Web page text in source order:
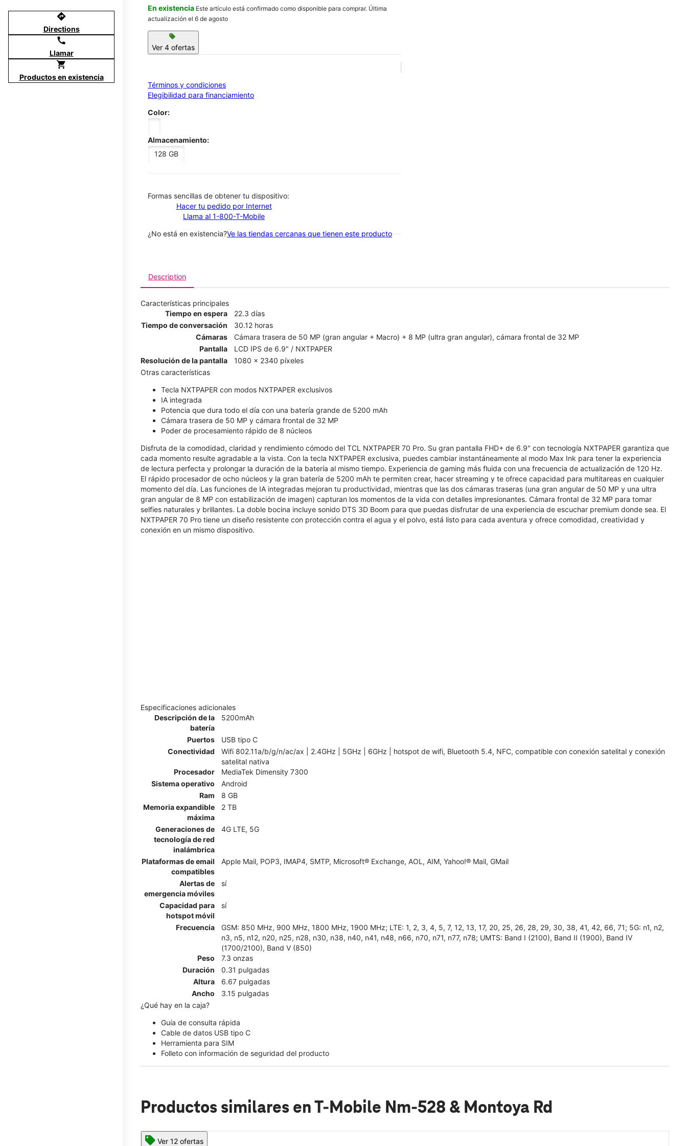
directions
Directions
call
Llamar
shopping_cart
Productos en existencia
En existencia Este artículo está confirmado como disponible para comprar. Última
actualización el 6 de agosto
sell
Ver 4 ofertas
Términos y condiciones
Elegibilidad para financiamiento
Color:
Almacenamiento:
128 GB
​​​​​​​Formas sencillas de obtener tu dispositivo:
Hacer tu pedido por Internet
Llama al 1-800-T-Mobile
¿No está en existencia?Ve las tiendas cercanas que tienen este producto
Description
Características principales
Tiempo en espera
22.3 días
Tiempo de conversación
30.12 horas
Cámaras
Cámara trasera de 50 MP (gran angular + Macro) + 8 MP (ultra gran angular), cámara frontal de 32 MP
Pantalla
LCD IPS de 6.9" / NXTPAPER
Resolución de la pantalla
1080 x 2340 píxeles
Otras características
Tecla NXTPAPER con modos NXTPAPER exclusivos
IA integrada
Potencia que dura todo el día con una batería grande de 5200 mAh
Cámara trasera de 50 MP y cámara frontal de 32 MP
Poder de procesamiento rápido de 8 núcleos
Disfruta de la comodidad, claridad y rendimiento cómodo del TCL NXTPAPER 70 Pro. Su gran pantalla FHD+ de 6.9" con tecnología NXTPAPER garantiza que
cada momento resulte agradable a la vista. Con la tecla NXTPAPER exclusiva, puedes cambiar instantáneamente al modo Max Ink para tener la experiencia
de lectura perfecta y prolongar la duración de la batería al mismo tiempo. Experiencia de gaming más fluida con una frecuencia de actualización de 120 Hz.
El rápido procesador de ocho núcleos y la gran batería de 5200 mAh te permiten crear, hacer streaming y te ofrece capacidad para multitareas en cualquier
momento del día. Las funciones de IA integradas mejoran tu productividad, mientras que las dos cámaras traseras (una gran angular de 50 MP y una ultra
gran angular de 8 MP con estabilización de imagen) capturan los momentos de la vida con detalles impresionantes. Cámara frontal de 32 MP para tomar
selfies naturales y brillantes. La doble bocina incluye sonido DTS 3D Boom para que puedas disfrutar de una experiencia de escuchar premium donde sea. El
NXTPAPER 70 Pro tiene un diseño resistente con protección contra el agua y el polvo, está listo para cada aventura y ofrece comodidad, creatividad y
conexión en un mismo dispositivo.
Especificaciones adicionales
Descripción de la
batería
5200mAh
Puertos
USB tipo C
Conectividad
Wifi 802.11a/b/g/n/ac/ax | 2.4GHz | 5GHz | 6GHz | hotspot de wifi, Bluetooth 5.4, NFC, compatible con conexión satelital y conexión
satelital nativa
Procesador
MediaTek Dimensity 7300
Sistema operativo
Android
Ram
8 GB
Memoria expandible
máxima
2 TB
Generaciones de
tecnología de red
inalámbrica
4G LTE, 5G
Plataformas de email
compatibles
Apple Mail, POP3, IMAP4, SMTP, Microsoft® Exchange, AOL, AIM, Yahoo!® Mail, GMail
Alertas de
emergencia móviles
sí
Capacidad para
hotspot móvil
sí
Frecuencia
GSM: 850 MHz, 900 MHz, 1800 MHz, 1900 MHz; LTE: 1, 2, 3, 4, 5, 7, 12, 13, 17, 20, 25, 26, 28, 29, 30, 38, 41, 42, 66, 71; 5G: n1, n2,
n3, n5, n12, n20, n25, n28, n30, n38, n40, n41, n48, n66, n70, n71, n77, n78; UMTS: Band I (2100), Band II (1900), Band IV
(1700/2100), Band V (850)
Peso
7.3 onzas
Duración
0.31 pulgadas
Altura
6.67 pulgadas
Ancho
3.15 pulgadas
¿Qué hay en la caja?
Guía de consulta rápida
Cable de datos USB tipo C
Herramienta para SIM
Folleto con información de seguridad del producto
Productos similares en T-Mobile Nm-528 & Montoya Rd
Ver 12 ofertas